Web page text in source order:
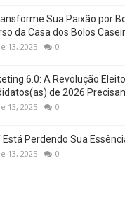
Sua Paixão por
da Casa dos Bolos
13, 2025 0
6.0: A Revolução
de 2026
13, 2025 0
Está Perdendo Sua
13, 2025 0